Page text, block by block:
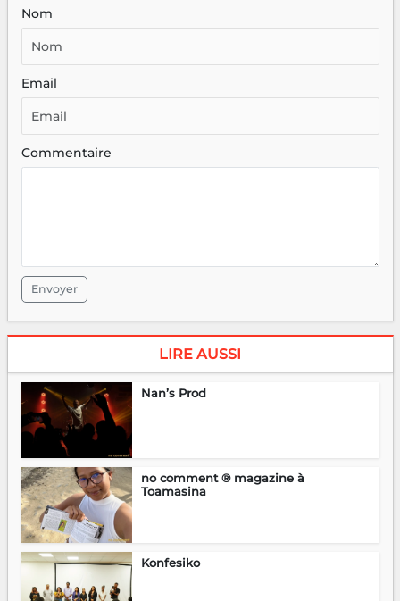
Nom
Email
Commentaire
Envoyer
LIRE AUSSI
Nan’s Prod
no comment ® magazine à
Toamasina
Konfesiko